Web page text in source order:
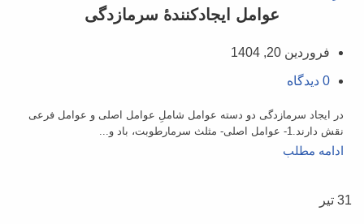
عوامل ايجادكنندۀ سرما‌زدگی
فروردین 20, 1404
0 دیدگاه
در ایجاد سرمازدگی دو دسته عوامل شاملِ عوامل اصلی و عوامل فرعی
نقش دارند.1- عوامل اصلی- مثلث سرمارطوبت، باد و...
ادامه مطلب
31 تیر